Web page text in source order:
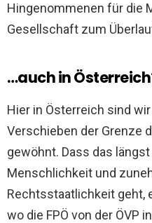
Hingenommenen für die
Gesellschaft zum
…auch in
Hier in Österreich sind
Verschieben der Grenze
gewöhnt. Dass das
Menschlichkeit und
Rechtsstaatlichkeit geht,
wo die FPÖ von der ÖVP